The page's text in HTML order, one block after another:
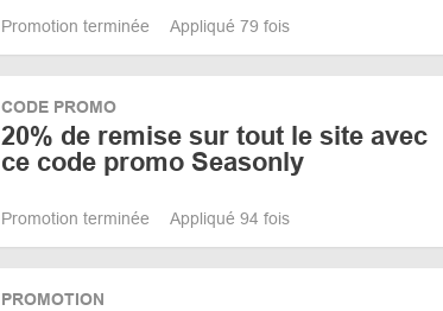
Promotion terminée Appliqué 79 fois
CODE PROMO
20% de remise sur tout le site avec
ce code promo Seasonly
Promotion terminée Appliqué 94 fois
PROMOTION